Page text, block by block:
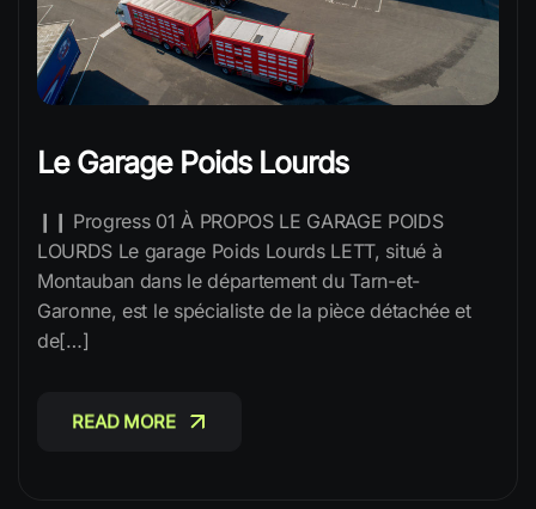
Le Garage Poids Lourds
❙❙ Progress 01 À PROPOS LE GARAGE POIDS
LOURDS Le garage Poids Lourds LETT, situé à
Montauban dans le département du Tarn-et-
Garonne, est le spécialiste de la pièce détachée et
de[…]
READ MORE